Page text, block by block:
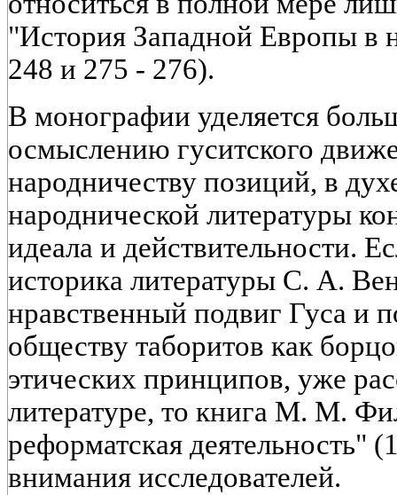
"История Западной Европы в
248 и 275 - 276).
В монографии уделяется
осмыслению гуситского
народничеству позиций, в
народнической литературы
идеала и действительности.
историка литературы С. А.
нравственный подвиг Гуса и
обществу таборитов как
этических принципов, уже
литературе, то книга М. М.
реформатская деятельность"
внимания исследователей.